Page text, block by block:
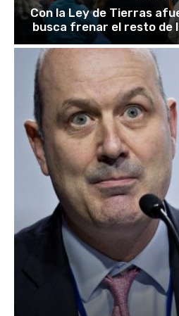
Con la Ley de Tierras
busca frenar el resto de